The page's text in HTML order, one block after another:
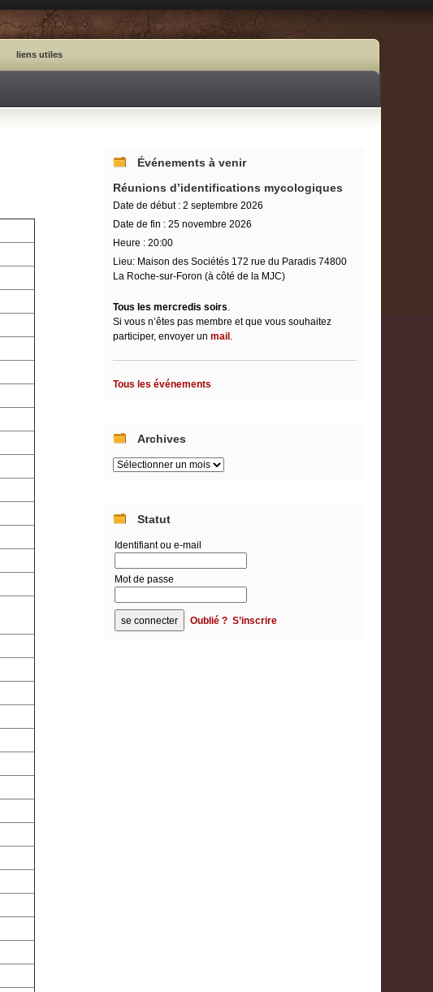
liens utiles
Événements à venir
Réunions d’identifications mycologiques
Date de début : 2 septembre 2026
Date de fin : 25 novembre 2026
Heure : 20:00
Lieu: Maison des Sociétés 172 rue du Paradis 74800
La Roche-sur-Foron (à côté de la MJC)
Tous les mercredis soirs.
Si vous n’êtes pas membre et que vous souhaitez
participer, envoyer un mail .
Tous les événements
Archives
Archives
Statut
Identifiant ou e-mail
Mot de passe
Oublié ? S’inscrire